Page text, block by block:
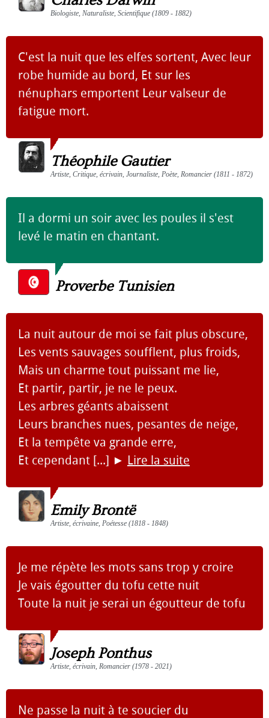
Biologiste, Naturaliste, Scientifique (1809 - 1882)
C'est la nuit que les elfes sortent, Avec leur
robe humide au bord, Et sur les
nénuphars emportent Leur valseur de
fatigue mort.
Théophile Gautier
Artiste, Critique, écrivain, Journaliste, Poète, Romancier (1811 - 1872)
Il a dormi un soir avec les poules il s'est
levé le matin en chantant.
Proverbe Tunisien
La nuit autour de moi se fait plus obscure,
Les vents sauvages soufflent, plus froids,
Mais un charme tout puissant me lie,
Et partir, partir, je ne le peux.
Les arbres géants abaissent
Leurs branches nues, pesantes de neige,
Et la tempête va grande erre,
Et cependant [...] ► Lire la suite
Emily Brontë
Artiste, écrivaine, Poétesse (1818 - 1848)
Je me répète les mots sans trop y croire
Je vais égoutter du tofu cette nuit
Toute la nuit je serai un égoutteur de tofu
Joseph Ponthus
Artiste, écrivain, Romancier (1978 - 2021)
Ne passe la nuit à te soucier du